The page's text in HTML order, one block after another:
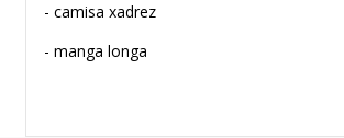
- camisa xadrez
- manga longa